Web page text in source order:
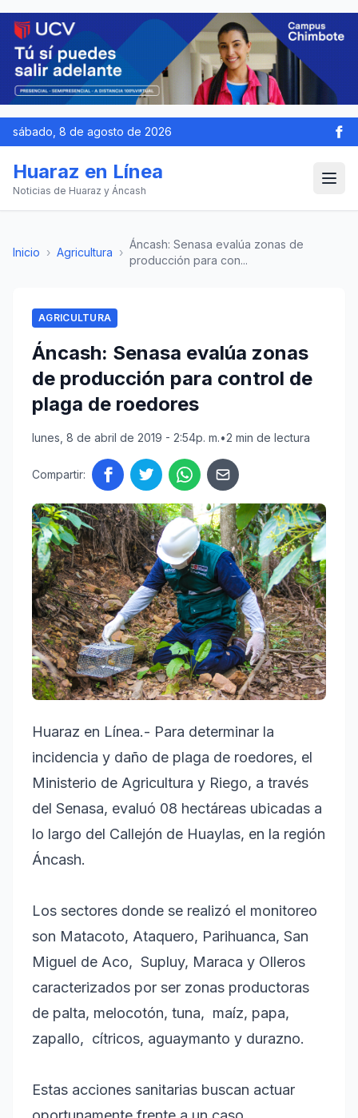
sábado, 8 de agosto de 2026
Huaraz en Línea
Noticias de Huaraz y Áncash
Inicio › Agricultura ›
Áncash: Senasa evalúa zonas de
producción para con...
AGRICULTURA
Áncash: Senasa evalúa zonas
de producción para control de
plaga de roedores
lunes, 8 de abril de 2019 - 2:54p. m.•2 min de lectura
Compartir:
Huaraz en Línea.- Para determinar la
incidencia y daño de plaga de roedores, el
Ministerio de Agricultura y Riego, a través
del Senasa, evaluó 08 hectáreas ubicadas a
lo largo del Callejón de Huaylas, en la región
Áncash.
Los sectores donde se realizó el monitoreo
son Matacoto, Ataquero, Parihuanca, San
Miguel de Aco, Supluy, Maraca y Olleros
caracterizados por ser zonas productoras
de palta, melocotón, tuna, maíz, papa,
zapallo, cítricos, aguaymanto y durazno.
Estas acciones sanitarias buscan actuar